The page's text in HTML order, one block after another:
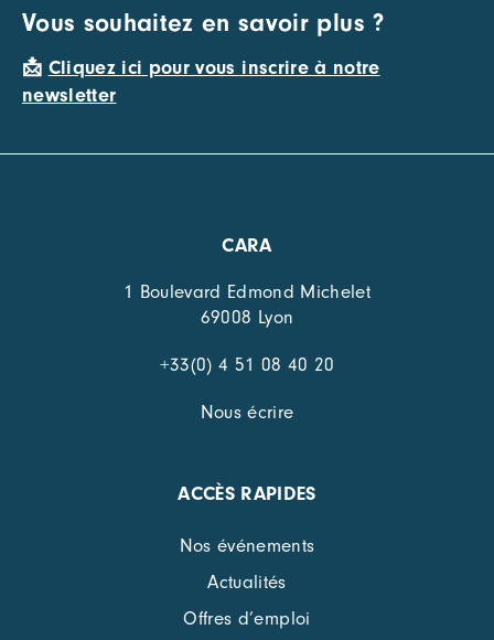
Vous souhaitez en savoir plus ?
📩 Cliquez ici pour vous inscrire à notre
newsletter
CARA
1 Boulevard Edmond Michelet
69008 Lyon
+33(0) 4 51 08 40 20
Nous écrire
ACCÈS RAPIDES
Nos événements
Actualités
Offres d’emploi